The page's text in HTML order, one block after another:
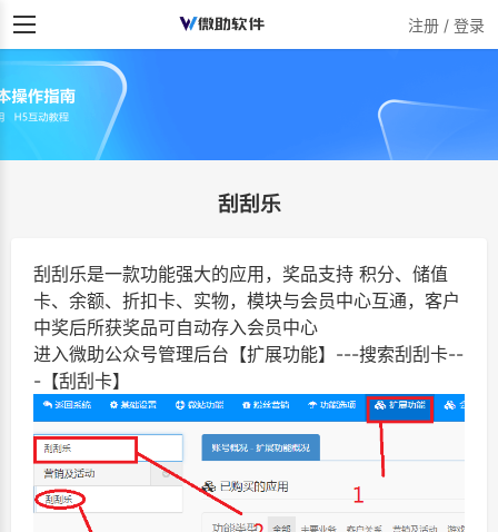
注册 / 登录
刮刮乐
刮刮乐是一款功能强大的应用，奖品支持 积分、储值
卡、余额、折扣卡、实物，模块与会员中心互通，客户
中奖后所获奖品可自动存入会员中心
进入微助公众号管理后台【扩展功能】---搜索刮刮卡--
-【刮刮卡】